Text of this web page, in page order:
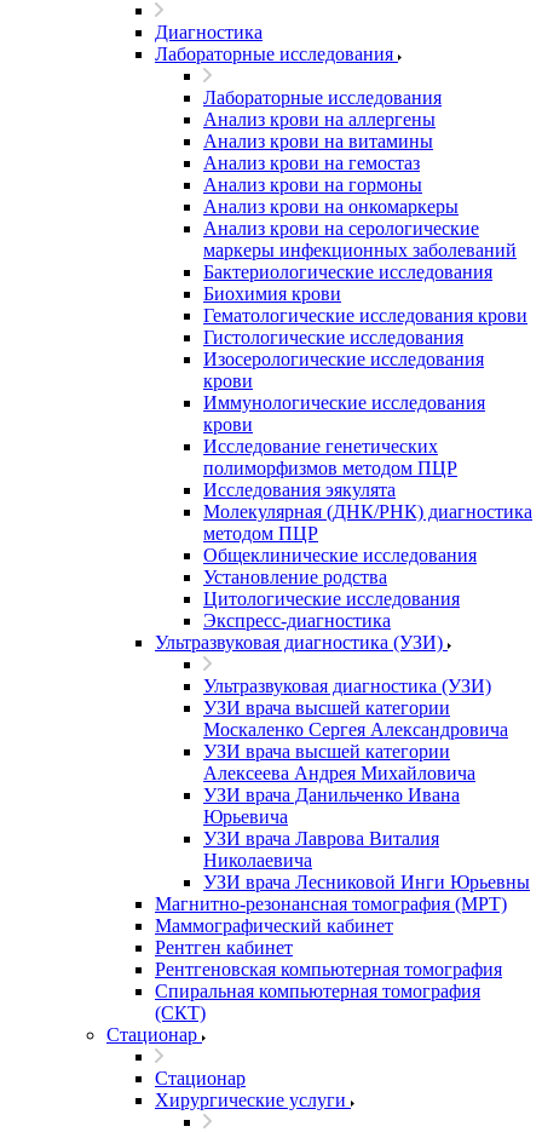
Диагностика
Лабораторные исследования
Лабораторные исследования
Анализ крови на аллергены
Анализ крови на витамины
Анализ крови на гемостаз
Анализ крови на гормоны
Анализ крови на онкомаркеры
Анализ крови на серологические
маркеры инфекционных заболеваний
Бактериологические исследования
Биохимия крови
Гематологические исследования крови
Гистологические исследования
Изосерологические исследования
крови
Иммунологические исследования
крови
Исследование генетических
полиморфизмов методом ПЦР
Исследования эякулята
Молекулярная (ДНК/РНК) диагностика
методом ПЦР
Общеклинические исследования
Установление родства
Цитологические исследования
Экспресс-диагностика
Ультразвуковая диагностика (УЗИ)
Ультразвуковая диагностика (УЗИ)
УЗИ врача высшей категории
Москаленко Сергея Александровича
УЗИ врача высшей категории
Алексеева Андрея Михайловича
УЗИ врача Данильченко Ивана
Юрьевича
УЗИ врача Лаврова Виталия
Николаевича
УЗИ врача Лесниковой Инги Юрьевны
Магнитно-резонансная томография (МРТ)
Маммографический кабинет
Рентген кабинет
Рентгеновская компьютерная томография
Спиральная компьютерная томография
(СКТ)
Стационар
Стационар
Хирургические услуги